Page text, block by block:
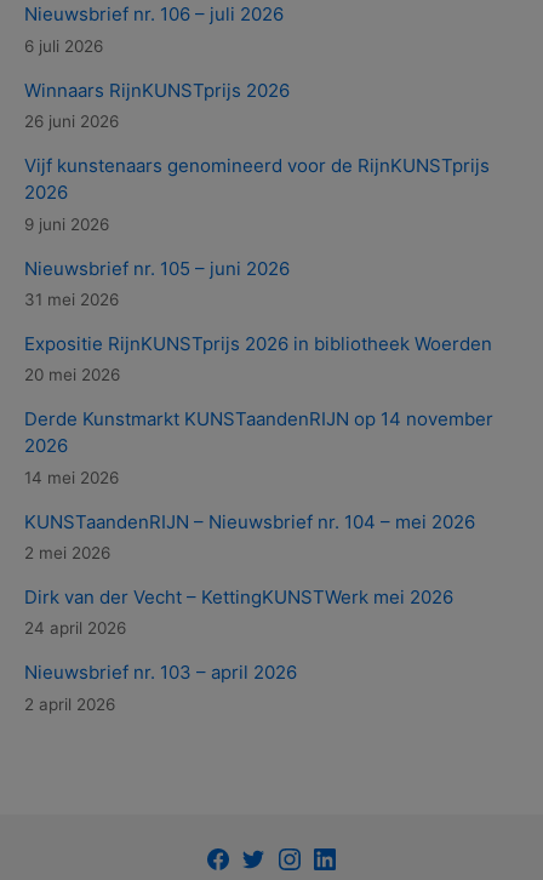
Nieuwsbrief nr. 106 – juli 2026
6 juli 2026
Winnaars RijnKUNSTprijs 2026
26 juni 2026
Vijf kunstenaars genomineerd voor de RijnKUNSTprijs
2026
9 juni 2026
Nieuwsbrief nr. 105 – juni 2026
31 mei 2026
Expositie RijnKUNSTprijs 2026 in bibliotheek Woerden
20 mei 2026
Derde Kunstmarkt KUNSTaandenRIJN op 14 november
2026
14 mei 2026
KUNSTaandenRIJN – Nieuwsbrief nr. 104 – mei 2026
2 mei 2026
Dirk van der Vecht – KettingKUNSTWerk mei 2026
24 april 2026
Nieuwsbrief nr. 103 – april 2026
2 april 2026
Facebook
TwitterInstagram
LinkedIn